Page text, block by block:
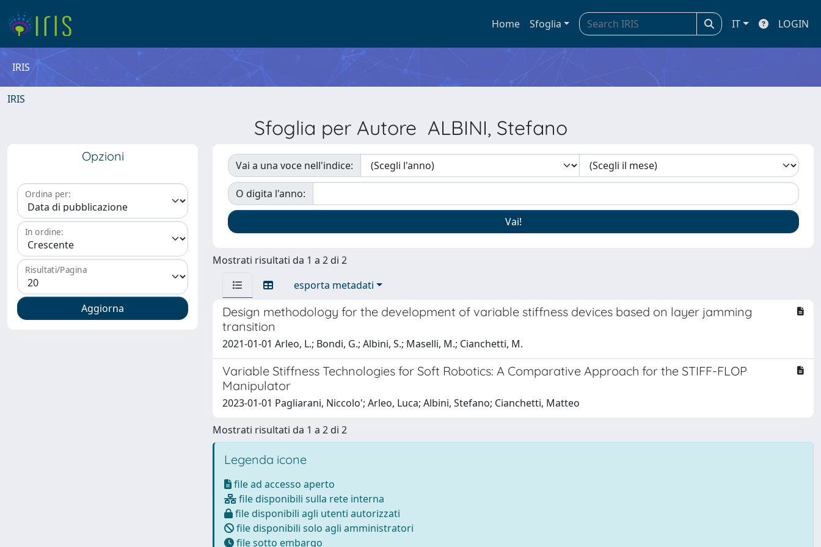
Home Sfoglia IT LOGIN
IRIS
IRIS
Sfoglia per Autore ALBINI, Stefano
Opzioni
Ordina per:
In ordine:
Risultati/Pagina
Vai a una voce nell'indice:
O digita l'anno:
Mostrati risultati da 1 a 2 di 2
esporta metadati
Design methodology for the development of variable stiffness devices based on layer jamming
transition
2021-01-01 Arleo, L.; Bondi, G.; Albini, S.; Maselli, M.; Cianchetti, M.
Variable Stiffness Technologies for Soft Robotics: A Comparative Approach for the STIFF-FLOP
Manipulator
2023-01-01 Pagliarani, Niccolo'; Arleo, Luca; Albini, Stefano; Cianchetti, Matteo
Mostrati risultati da 1 a 2 di 2
Legenda icone
file ad accesso aperto
file disponibili sulla rete interna
file disponibili agli utenti autorizzati
file disponibili solo agli amministratori
file sotto embargo